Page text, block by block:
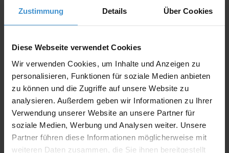
Zustimmung Details Über Cookies
Diese Webseite verwendet Cookies
Wir verwenden Cookies, um Inhalte und Anzeigen zu
personalisieren, Funktionen für soziale Medien anbieten
zu können und die Zugriffe auf unsere Website zu
analysieren. Außerdem geben wir Informationen zu Ihrer
Verwendung unserer Website an unsere Partner für
soziale Medien, Werbung und Analysen weiter. Unsere
Partner führen diese Informationen möglicherweise mit
weiteren Daten zusammen, die Sie ihnen bereitgestellt
Warenkorb
Individuelle Anfrage
Lieferzeiten
Artikel mit Werbeanbringung: ca. 10 Werktage
Muster mit Ihrer